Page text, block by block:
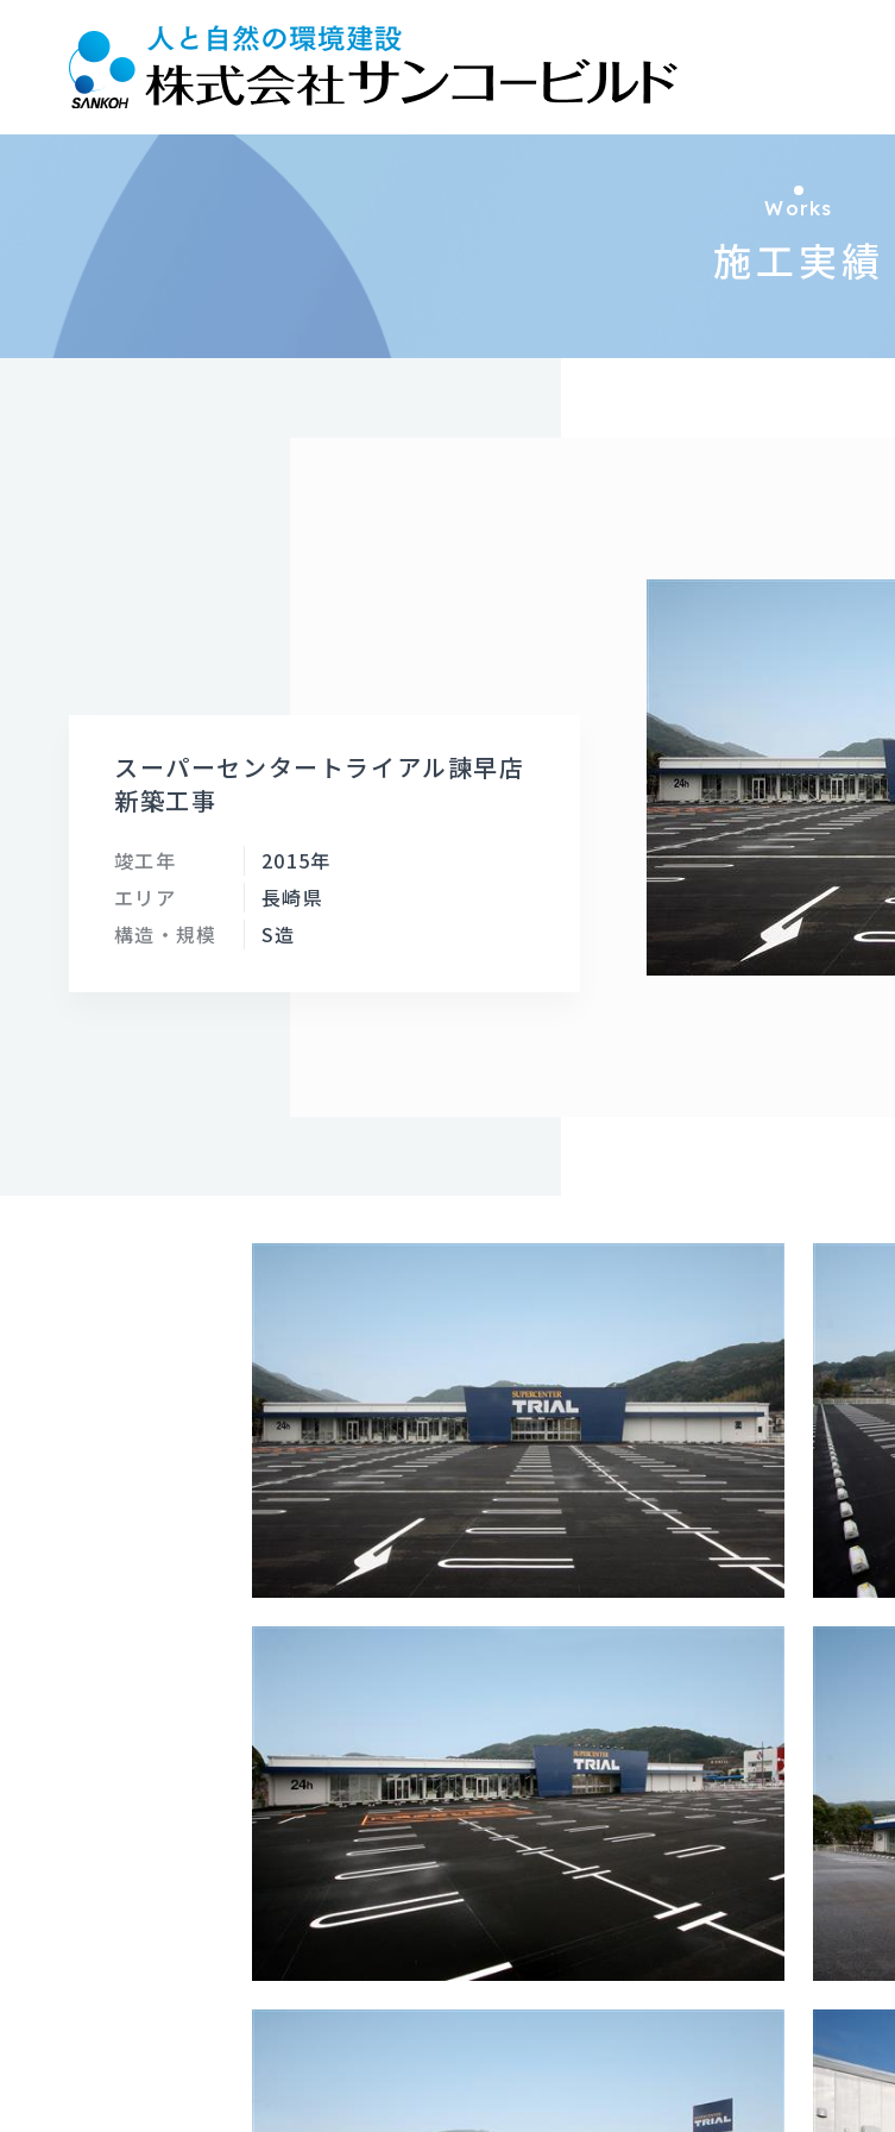
Top>施工実績>商業施設・店舗>スーパーセンタートライアル諫早店新築工事
Works
施工実績
スーパーセンタートライアル諫早店
新築工事
竣工年
2015年
エリア
長崎県
構造・規模
S造